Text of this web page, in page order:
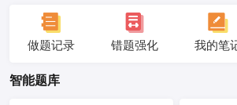
做题记录 错题强化 我的笔
智能题库